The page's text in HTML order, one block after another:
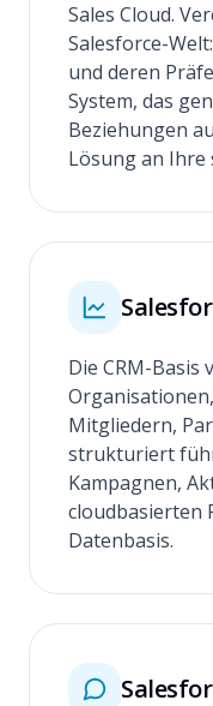
Sales Cloud.
Salesforce-
und deren
System, das
Beziehungen
Lösung an Ihre
Die CRM-
Mitgliedern,
strukturiert
Kampagnen,
cloudbasierten
Datenbasis.